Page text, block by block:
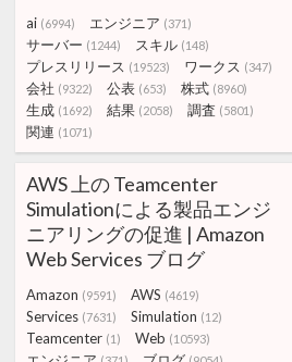
ai (6994) エンジニア (371)
サーバー (1244) スキル (148)
プレスリリース (19523) ワークス (347)
会社 (9322) 公表 (653) 株式 (8960)
生成 (1692) 結果 (2058) 調査 (5801)
関連 (1071)
AWS 上の Teamcenter
Simulationによる製品エンジ
ニアリングの促進 | Amazon
Web Services ブログ
Amazon (9591) AWS (4619)
Services (7631) Simulation (12)
Teamcenter (1) Web (10593)